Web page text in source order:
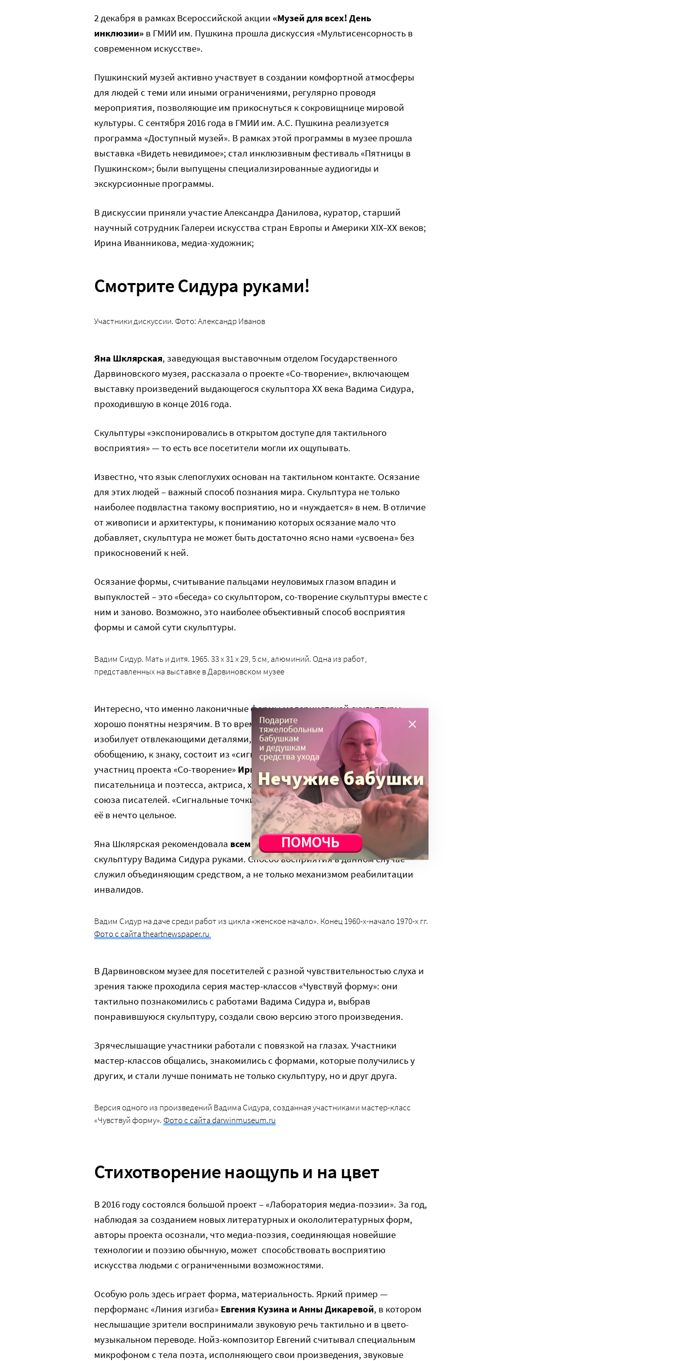
2 декабря в рамках Всероссийской акции «Музей для всех! День
инклюзии» в ГМИИ им. Пушкина прошла дискуссия «Мультисенсорность в
современном искусстве».
Пушкинский музей активно участвует в создании комфортной атмосферы
для людей с теми или иными ограничениями, регулярно проводя
мероприятия, позволяющие им прикоснуться к сокровищнице мировой
культуры. С сентября 2016 года в ГМИИ им. А.С. Пушкина реализуется
программа «Доступный музей». В рамках этой программы в музее прошла
выставка «Видеть невидимое»; стал инклюзивным фестиваль «Пятницы в
Пушкинском»; были выпущены специализированные аудиогиды и
экскурсионные программы.
В дискуссии приняли участие Александра Данилова, куратор, старший
научный сотрудник Галереи искусства стран Европы и Америки XIX–XX веков;
Ирина Иванникова, медиа-художник;
Смотрите Сидура руками!
Участники дискуссии. Фото: Александр Иванов
Яна Шклярская, заведующая выставочным отделом Государственного
Дарвиновского музея, рассказала о проекте «Со-творение», включающем
выставку произведений выдающегося скульптора ХХ века Вадима Сидура,
проходившую в конце 2016 года.
Скульптуры «экспонировались в открытом доступе для тактильного
восприятия» — то есть все посетители могли их ощупывать.
Известно, что язык слепоглухих основан на тактильном контакте. Осязание
для этих людей – важный способ познания мира. Скульптура не только
наиболее подвластна такому восприятию, но и «нуждается» в нем. В отличие
от живописи и архитектуры, к пониманию которых осязание мало что
добавляет, скульптура не может быть достаточно ясно нами «усвоена» без
прикосновений к ней.
Осязание формы, считывание пальцами неуловимых глазом впадин и
выпуклостей – это «беседа» со скульптором, со-творение скульптуры вместе с
ним и заново. Возможно, это наиболее объективный способ восприятия
формы и самой сути скульптуры.
Вадим Сидур. Мать и дитя. 1965. 33 х 31 х 29, 5 см, алюминий. Одна из работ,
представленных на выставке в Дарвиновском музее
Интересно, что именно лаконичные формы модернистской скульптуры
хорошо понятны незрячим. В то время, как реалистическая скульптура
изобилует отвлекающими деталями, скульптура модернизма, тяготеющая к
обобщению, к знаку, состоит из «сигнальных точек», как их назвала одна из
участниц проекта «Со-творение» Ирина Поволоцкая, слепоглухая
писательница и поэтесса, актриса, художник, психолог и член Российского
союза писателей. «Сигнальные точки» формы позволяют мысленно собрать
её в нечто цельное.
Яна Шклярская рекомендовала всемпосетителям выставки «смотреть»
скульптуру Вадима Сидура руками. Способ восприятия в данном случае
служил объединяющим средством, а не только механизмом реабилитации
инвалидов.
Вадим Сидур на даче среди работ из цикла «женское начало». Конец 1960-х-начало 1970-х гг.
Фото с сайта theartnewspaper.ru
В Дарвиновском музее для посетителей с разной чувствительностью слуха и
зрения также проходила серия мастер-классов «Чувствуй форму»: они
тактильно познакомились с работами Вадима Сидура и, выбрав
понравившуюся скульптуру, создали свою версию этого произведения.
Зрячеслышащие участники работали с повязкой на глазах. Участники
мастер-классов общались, знакомились с формами, которые получились у
других, и стали лучше понимать не только скульптуру, но и друг друга.
Версия одного из произведений Вадима Сидура, созданная участниками мастер-класс
«Чувствуй форму».Фото с сайта darwinmuseum.ru
Стихотворение наощупь и на цвет
В 2016 году состоялся большой проект – «Лаборатория медиа-поэзии». За год,
наблюдая за созданием новых литературных и окололитературных форм,
авторы проекта осознали, что медиа-поэзия, соединяющая новейшие
технологии и поэзию обычную, может способствовать восприятию
искусства людьми с ограниченными возможностями.
Особую роль здесь играет форма, материальность. Яркий пример —
перформанс «Линия изгиба» Евгения Кузина и Анны Дикаревой, в котором
неслышащие зрители воспринимали звуковую речь тактильно и в цвето-
музыкальном переводе. Нойз-композитор Евгений считывал специальным
микрофоном с тела поэта, исполняющего свои произведения, звуковые